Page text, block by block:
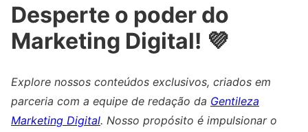
Desperte o poder do
Marketing Digital! 💜
Explore nossos conteúdos exclusivos, criados em
parceria com a equipe de redação da Gentileza
Marketing Digital. Nosso propósito é impulsionar o